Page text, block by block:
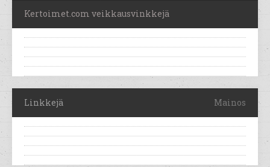
Kertoimet.com veikkausvinkkejä
Linkkejä Mainos